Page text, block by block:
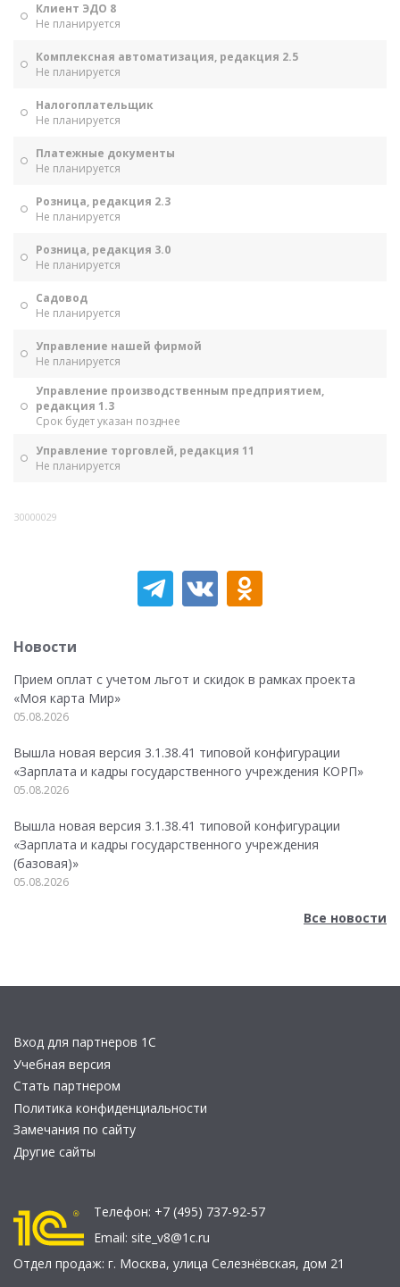
Клиент ЭДО 8
Не планируется
Комплексная автоматизация, редакция 2.5
Не планируется
Налогоплательщик
Не планируется
Платежные документы
Не планируется
Розница, редакция 2.3
Не планируется
Розница, редакция 3.0
Не планируется
Садовод
Не планируется
Управление нашей фирмой
Не планируется
Управление производственным предприятием,
редакция 1.3
Срок будет указан позднее
Управление торговлей, редакция 11
Не планируется
30000029
Новости
Прием оплат с учетом льгот и скидок в рамках проекта
«Моя карта Мир»
05.08.2026
Вышла новая версия 3.1.38.41 типовой конфигурации
«Зарплата и кадры государственного учреждения КОРП»
05.08.2026
Вышла новая версия 3.1.38.41 типовой конфигурации
«Зарплата и кадры государственного учреждения
(базовая)»
05.08.2026
Все новости
Вход для партнеров 1С
Учебная версия
Стать партнером
Политика конфиденциальности
Замечания по сайту
Другие сайты
Телефон: +7 (495) 737-92-57
Email: site_v8@1c.ru
Отдел продаж: г. Москва, улица Селезнёвская, дом 21